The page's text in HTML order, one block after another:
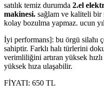
satılık temiz durumda 2.el
makinesi. sağlam ve kaliteli
kolay bozulma yapmaz. ucun
İyi performans]: bu örgü silahı
sahiptir. Farklı halı türlerini
verimliliğini artıran yüksek
yüksek hıza ulaşabilir.
FİYATI: 650 TL